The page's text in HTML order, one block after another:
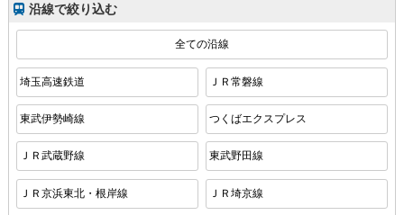
沿線で絞り込む
全ての沿線
埼玉高速鉄道 ＪＲ常磐線
東武伊勢崎線 つくばエクスプレス
ＪＲ武蔵野線 東武野田線
ＪＲ京浜東北・根岸線 ＪＲ埼京線